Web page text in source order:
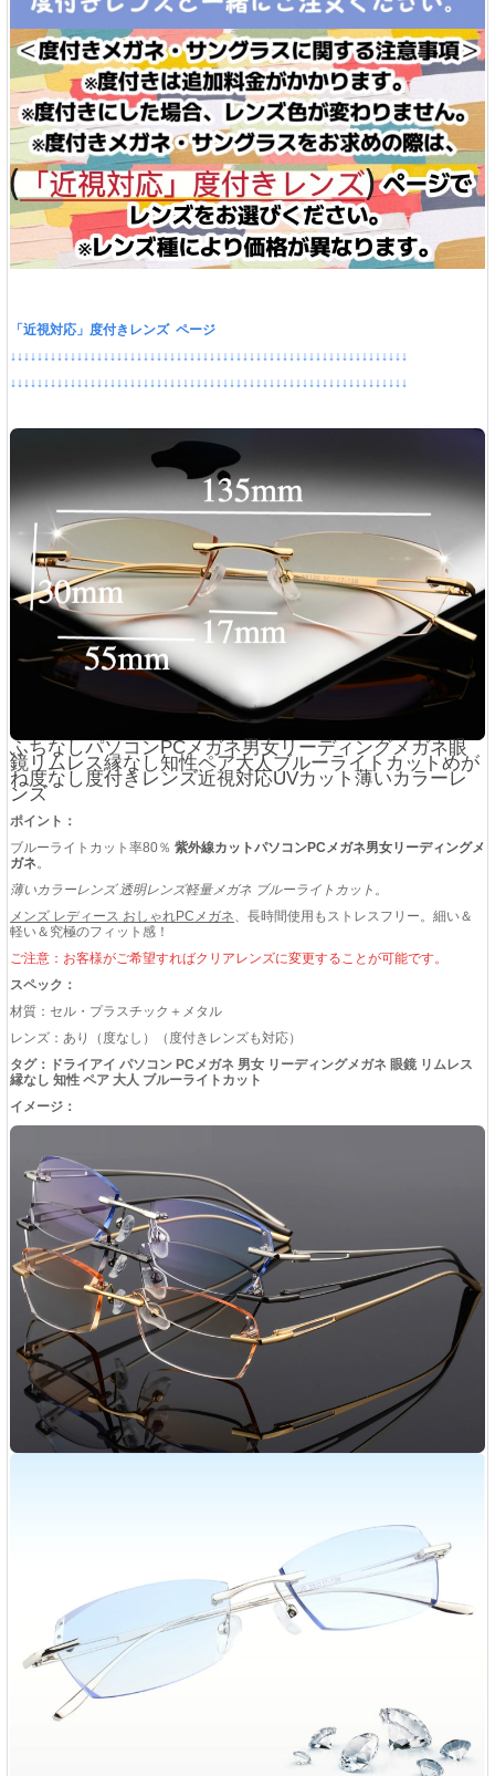
「近視対応」度付きレンズ ページ
↓↓↓↓↓↓↓↓↓↓↓↓↓↓↓↓↓↓↓↓↓↓↓↓↓↓↓↓↓↓↓↓↓↓↓↓↓↓↓↓↓↓↓↓↓↓↓↓↓↓↓↓↓↓↓↓↓↓↓↓
↓↓↓↓↓↓↓↓↓↓↓↓↓↓↓↓↓↓↓↓↓↓↓↓↓↓↓↓↓↓↓↓↓↓↓↓↓↓↓↓↓↓↓↓↓↓↓↓↓↓↓↓↓↓↓↓↓↓↓↓
ふちなしパソコンPCメガネ男女リーディングメガネ眼
鏡リムレス縁なし知性ペア大人ブルーライトカットめが
ね度なし度付きレンズ近視対応UVカット薄いカラーレ
ンズ
ポイント：
ブルーライトカット率80％ 紫外線カットパソコンPCメガネ男女リーディングメ
ガネ 。
薄いカラーレンズ 透明レンズ軽量メガネ ブルーライトカット 。
メンズ レディース おしゃれPCメガネ 、長時間使用もストレスフリー。細い＆
軽い＆究極のフィット感！
ご注意：お客様がご希望すればクリアレンズに変更することが可能です。
スペック：
材質：セル・プラスチック＋メタル
レンズ：あり（度なし）（度付きレンズも対応）
タグ：ドライアイ パソコン PCメガネ 男女 リーディングメガネ 眼鏡 リムレス
縁なし 知性 ペア 大人 ブルーライトカット
イメージ：